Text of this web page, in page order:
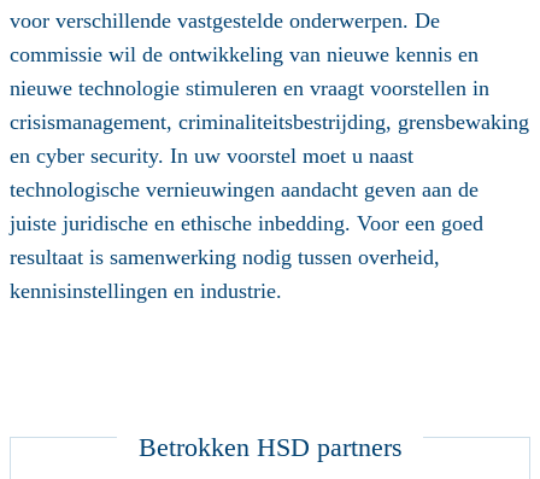
voor verschillende vastgestelde onderwerpen. De
commissie wil de ontwikkeling van nieuwe kennis en
nieuwe technologie stimuleren en vraagt voorstellen in
crisismanagement, criminaliteitsbestrijding, grensbewaking
en cyber security. In uw voorstel moet u naast
technologische vernieuwingen aandacht geven aan de
juiste juridische en ethische inbedding. Voor een goed
resultaat is samenwerking nodig tussen overheid,
kennisinstellingen en industrie.
Betrokken HSD partners